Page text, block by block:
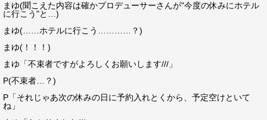
まゆ(聞こえた内容は確かプロデューサーさんが"今度の休みにホテル
に行こう"と…)
まゆ(……ホテルに行こう…………？)
まゆ(！！！)
まゆ「不束者ですがよろしくお願いします///」
P(不束者…？)
P「それじゃあ次の休みの日に予約入れとくから、予定空けといて
ね」